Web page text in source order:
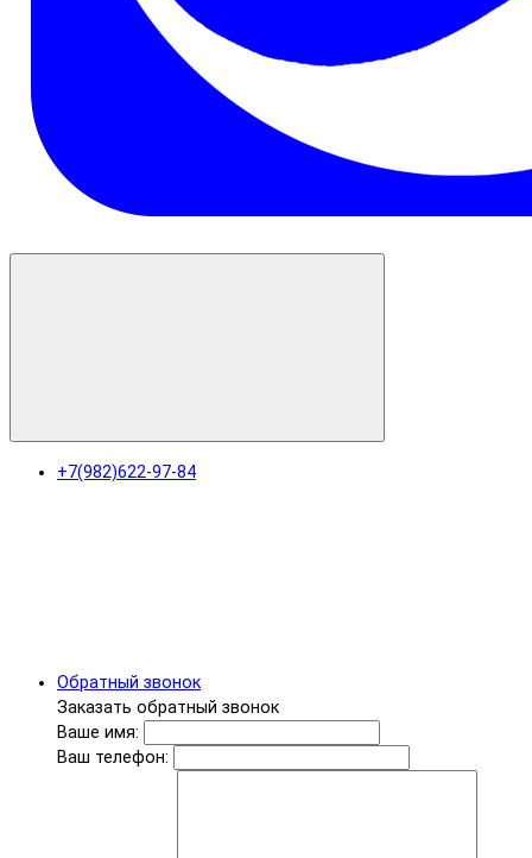
+7(982)622-97-84
Обратный звонок
Заказать обратный звонок
Ваше имя:
Ваш телефон: